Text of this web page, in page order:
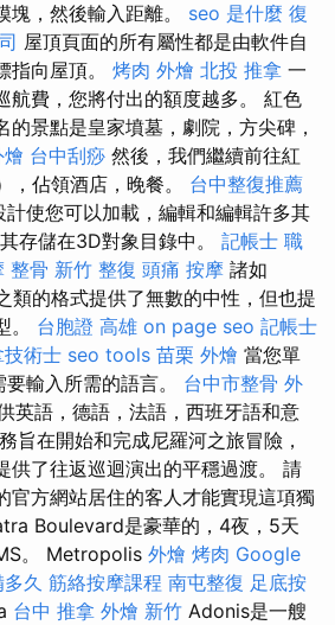
塊，然後輸入距離。 seo 是什麼 復
屋頂頁面的所有屬性都是由軟件自
指向屋頂。 烤肉 外燴 北投 推拿 一
航費，您將付出的額度越多。 紅色
的景點是皇家墳墓，劇院，方尖碑，
台中刮痧 然後，我們繼續前往紅
，佔領酒店，晚餐。 台中整復推薦
使您可以加載，編輯和編輯許多其
存儲在3D對象目錄中。 記帳士 職
整骨 新竹 整復 頭痛 按摩 諸如
的格式提供了無數的中性，但也提
。 台胞證 高雄 on page seo 記帳士
術士 seo tools 苗栗 外燴 當您單
輸入所需的語言。 台中市整骨 外
英語，德語，法語，西班牙語和意
旨在開始和完成尼羅河之旅冒險，
供了往返巡迴演出的平穩過渡。 請
官方網站居住的客人才能實現這項獨
Boulevard是豪華的，4夜，5天
。 Metropolis 外燴 烤肉 Google
久 筋絡按摩課程 南屯整復 足底按
台中 推拿 外燴 新竹 Adonis是一艘